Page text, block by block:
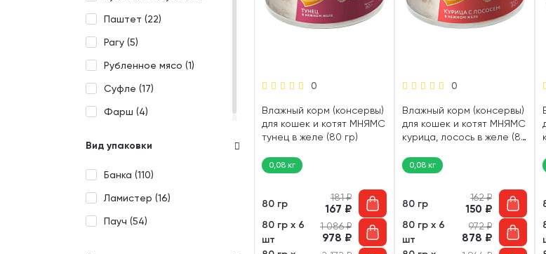
PURINA ONE (
ROYAL CANIN (
0
0 )
SOLID NATURA (
STATERA (0
TASTY (0)
VITA PRO (
Паштет (22)
Рагу (5)
Рубленное мясо (1)
Суфле (17)
Фарш (4)
Вид упаковки
Банка (110)
Ламистер (16)
Пауч (54)
0
Влажный корм (консервы)
для кошек и котят МНЯМС
тунец в желе (80 гр)
0,08 кг
80 гр
181₽
167 ₽
80 гр х 6
шт
1 086₽
978 ₽
0
Влажный корм (консервы)
для кошек и котят МНЯМС
курица, лосось в желе (80
0,08 кг
80 гр
162₽
150 ₽
80 гр х 6
шт
972₽
878 ₽